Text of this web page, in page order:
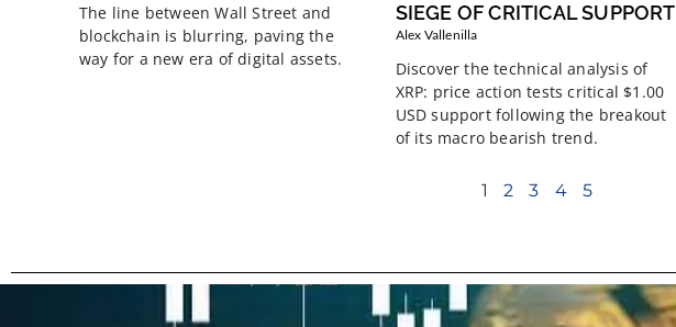
The line between Wall Street and
blockchain is blurring, paving the
way for a new era of digital assets.
SIEGE OF CRITICAL SUPPORT
Alex Vallenilla
Discover the technical analysis of
XRP: price action tests critical $1.00
USD support following the breakout
of its macro bearish trend.
1
2 3 4 5